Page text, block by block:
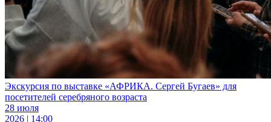
Экскурсия по выставке «АФРИКА. Сергей Бугаев» для
посетителей серебряного возраста
28 июля
2026 | 14:00